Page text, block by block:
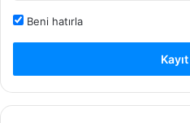
Beni hatırla